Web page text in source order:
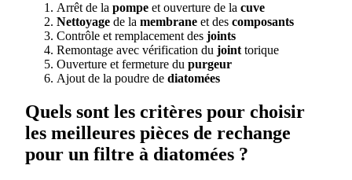
Arrêt de la pompe et ouverture de la cuve
Nettoyage de la membrane et des composants
Contrôle et remplacement des joints
Remontage avec vérification du joint torique
Ouverture et fermeture du purgeur
Ajout de la poudre de diatomées
Quels sont les critères pour choisir
les meilleures pièces de rechange
pour un filtre à diatomées ?